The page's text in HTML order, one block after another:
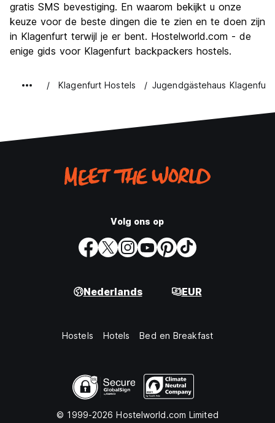
gratis SMS bevestiging. En waarom bekijkt u onze
keuze voor de beste dingen die te zien en te doen zijn
in Klagenfurt terwijl je er bent. Hostelworld.com - de
enige gids voor Klagenfurt backpackers hostels.
Klagenfurt Hostels Jugendgästehaus Klagenfurt
Volg ons op
Nederlands EUR
Hostels Hotels Bed en Breakfast
© 1999-2026 Hostelworld.com Limited